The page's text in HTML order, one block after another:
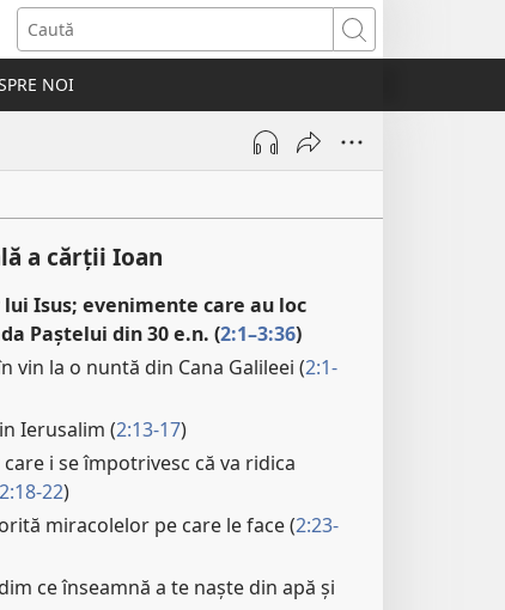
Caută
NOI
a cărții Ioan
Isus; evenimente care au loc
Paștelui din 30 e.n. (2:1–3:36)
vin la o nuntă din Cana Galileei (2:1-
Ierusalim (2:13-17)
i se împotrivesc că va ridica
2:18-22)
miracolelor pe care le face (2:23-
ce înseamnă a te naște din apă și